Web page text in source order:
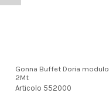
Gonna Buffet Doria modulo
2Mt
Articolo 552000